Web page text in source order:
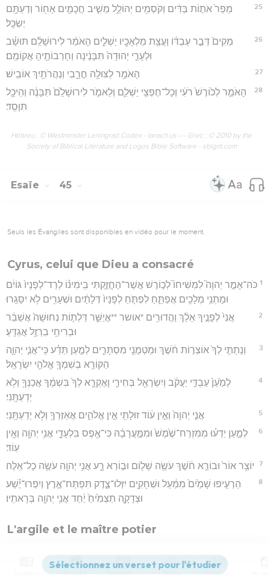
25
מֵפֵר֙ אֹת֣וֹת בַּדִּ֔ים וְקֹסְמִ֖ים יְהוֹלֵ֑ל מֵשִׁ֧יב חֲכָמִ֛ים אָח֖וֹר וְדַעְתָּ֥ם
יְשַׂכֵּֽל׃
26
מֵקִים֙ דְּבַ֣ר עַבְדּ֔וֹ וַעֲצַ֥ת מַלְאָכָ֖יו יַשְׁלִ֑ים הָאֹמֵ֨ר לִירוּשָׁלִַ֜ם תּוּשָׁ֗ב
וּלְעָרֵ֤י יְהוּדָה֙ תִּבָּנֶ֔ינָה וְחָרְבוֹתֶ֖יהָ אֲקוֹמֵֽם׃
27 הָאֹמֵ֥ר לַצּוּלָ֖ה חֳרָ֑בִי וְנַהֲרֹתַ֖יִךְ אוֹבִֽישׁ׃
28
הָאֹמֵ֤ר לְכ֙וֹרֶשׁ֙ רֹעִ֔י וְכָל־חֶפְצִ֖י יַשְׁלִ֑ם וְלֵאמֹ֤ר לִירוּשָׁלִַ֙ם֙ תִּבָּנֶ֔ה וְהֵיכָ֖ל
תִּוָּסֵֽד׃
Hébreu : © Westminster Leningrad Codex - tanach.us --- Grec : © 2010 by the
Society of Biblical Literature and Logos Bible Software - sblgnt.com
Esaïe 45
Seuls les Évangiles sont disponibles en vidéo pour le moment.
Cyrus, celui que Dieu a consacré
1 כֹּה־אָמַ֣ר יְהוָה֮ לִמְשִׁיחוֹ֮ לְכ֣וֹרֶשׁ אֲשֶׁר־הֶחֱזַ֣קְתִּי בִֽימִינ֗וֹ לְרַד־לְפָנָיו֙ גּוֹיִ֔ם
וּמָתְנֵ֥י מְלָכִ֖ים אֲפַתֵּ֑חַ לִפְתֹּ֤חַ לְפָנָיו֙ דְּלָתַ֔יִם וּשְׁעָרִ֖ים לֹ֥א יִסָּגֵֽרוּ׃
2
אֲנִי֙ לְפָנֶ֣יךָ אֵלֵ֔ךְ וַהֲדוּרִ֖ים *אושר **אֲיַשֵּׁ֑ר דַּלְת֤וֹת נְחוּשָׁה֙ אֲשַׁבֵּ֔ר
וּבְרִיחֵ֥י בַרְזֶ֖ל אֲגַדֵּֽעַ׃
3
וְנָתַתִּ֤י לְךָ֙ אוֹצְר֣וֹת חֹ֔שֶׁךְ וּמַטְמֻנֵ֖י מִסְתָּרִ֑ים לְמַ֣עַן תֵּדַ֗ע כִּֽי־אֲנִ֧י יְהוָ֛ה
הַקּוֹרֵ֥א בְשִׁמְךָ֖ אֱלֹהֵ֥י יִשְׂרָאֵֽל׃
4
לְמַ֙עַן֙ עַבְדִּ֣י יַעֲקֹ֔ב וְיִשְׂרָאֵ֖ל בְּחִירִ֑י וָאֶקְרָ֤א לְךָ֙ בִּשְׁמֶ֔ךָ אֲכַנְּךָ֖ וְלֹ֥א
יְדַעְתָּֽנִי׃
5 אֲנִ֤י יְהוָה֙ וְאֵ֣ין ע֔וֹד זוּלָתִ֖י אֵ֣ין אֱלֹהִ֑ים אֲאַזֶּרְךָ֖ וְלֹ֥א יְדַעְתָּֽנִי׃
6
לְמַ֣עַן יֵדְע֗וּ מִמִּזְרַח־שֶׁ֙מֶשׁ֙ וּמִמַּ֣עֲרָבָ֔הּ כִּי־אֶ֖פֶס בִּלְעָדָ֑י אֲנִ֥י יְהוָ֖ה וְאֵ֥ין
עֽוֹד׃
7 יוֹצֵ֥ר אוֹר֙ וּבוֹרֵ֣א חֹ֔שֶׁךְ עֹשֶׂ֥ה שָׁל֖וֹם וּב֣וֹרֵא רָ֑ע אֲנִ֥י יְהוָ֖ה עֹשֶׂ֥ה כָל־אֵֽלֶּה׃
8
הַרְעִ֤יפוּ שָׁמַ֙יִם֙ מִמַּ֔עַל וּשְׁחָקִ֖ים יִזְּלוּ־צֶ֑דֶק תִּפְתַּח־אֶ֣רֶץ וְיִפְרוּ־יֶ֗שַׁע
וּצְדָקָ֤ה תַצְמִ֙יחַ֙ יַ֔חַד אֲנִ֥י יְהוָ֖ה בְּרָאתִֽיו׃
L'argile et le maître potier
מַֽה־תַּעֲשֶׂ֔ה וּפָעָלְךָ֖ אֵין־יָדַ֥יִם לֽוֹ׃
Versions Commentaires Strong